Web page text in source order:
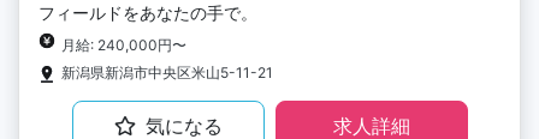
フィールドをあなたの手で。
月給: 240,000円〜
新潟県新潟市中央区米山5-11-21
気になる 求人詳細